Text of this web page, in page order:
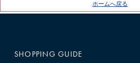
ホームへ戻る
SHOPPING GUIDE